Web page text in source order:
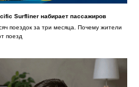
Surfliner набирает пассажиров
поездок за три месяца. Почему жители
поезд